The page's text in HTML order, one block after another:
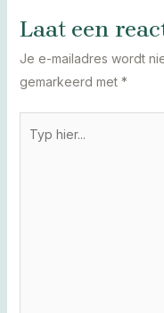
Laat een
Je e-mailadres wordt
gemarkeerd met *
hier...